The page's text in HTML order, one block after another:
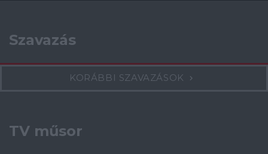
Szavazás
KORÁBBI SZAVAZÁSOK
TV műsor